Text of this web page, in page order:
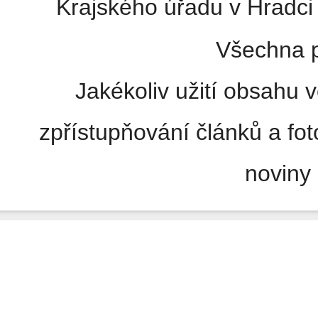
Krajského úřadu v
Všechna
Jakékoliv užití obsahu
zpřístupňování článků a